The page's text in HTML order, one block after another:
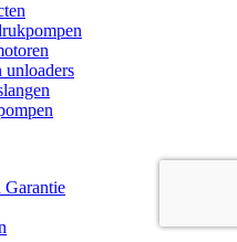
unloaders
Garantie